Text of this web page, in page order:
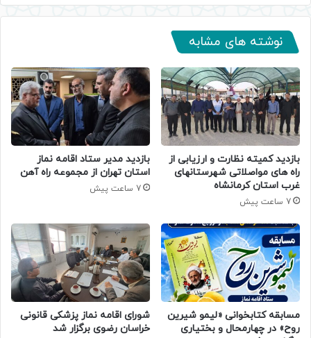
نوشته های مشابه
بازدید کمیته نظارت و ارزیابی از
راه های مواصلاتی شهرستانهای
غرب استان کرمانشاه
7 ساعت پیش
بازدید مدیر ستاد اقامه نماز
استان تهران از مجموعه راه آهن
7 ساعت پیش
مسابقه کتابخوانی «لیمو شیرین
روح» در چهارمحال و بختیاری
شورای اقامه نماز پزشکی قانونی
خراسان رضوی برگزار شد